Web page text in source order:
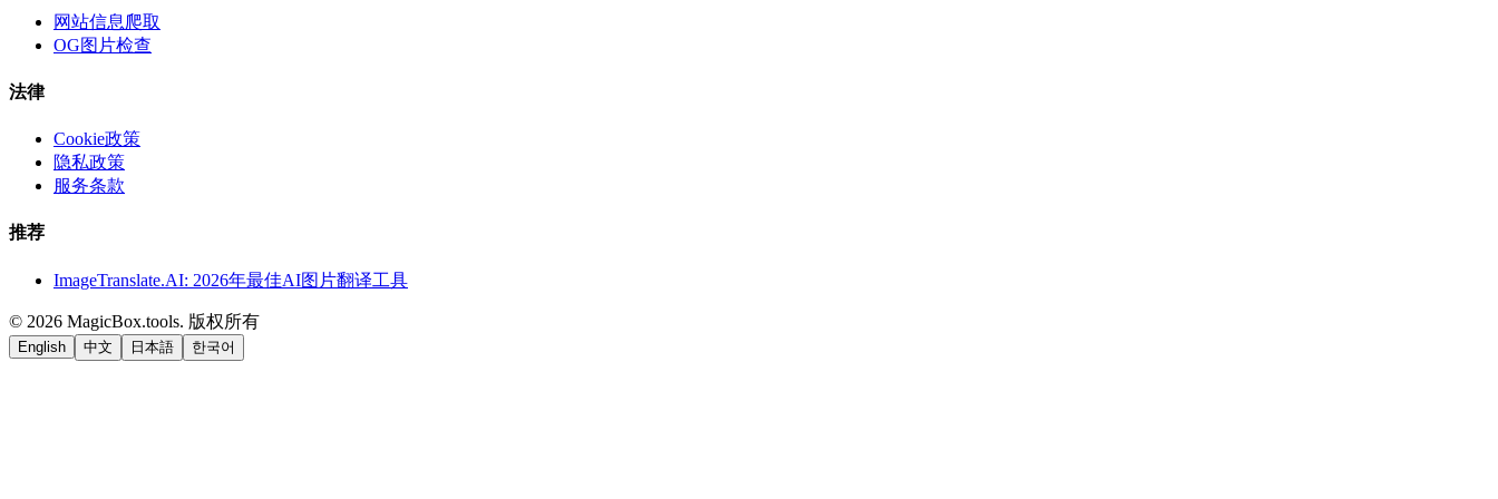
网站信息爬取
OG图片检查
法律
Cookie政策
隐私政策
服务条款
推荐
ImageTranslate.AI: 2026年最佳AI图片翻译工具
© 2026 MagicBox.tools. 版权所有
English 中文 日本語 한국어